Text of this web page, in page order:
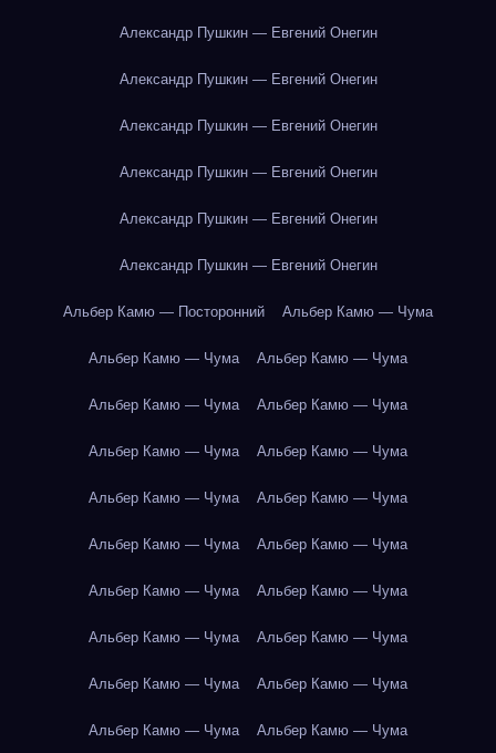
Александр Пушкин — Евгений Онегин
Александр Пушкин — Евгений Онегин
Александр Пушкин — Евгений Онегин
Александр Пушкин — Евгений Онегин
Александр Пушкин — Евгений Онегин
Александр Пушкин — Евгений Онегин
Альбер Камю — Посторонний Альбер Камю — Чума
Альбер Камю — Чума Альбер Камю — Чума
Альбер Камю — Чума Альбер Камю — Чума
Альбер Камю — Чума Альбер Камю — Чума
Альбер Камю — Чума Альбер Камю — Чума
Альбер Камю — Чума Альбер Камю — Чума
Альбер Камю — Чума Альбер Камю — Чума
Альбер Камю — Чума Альбер Камю — Чума
Альбер Камю — Чума Альбер Камю — Чума
Альбер Камю — Чума Альбер Камю — Чума